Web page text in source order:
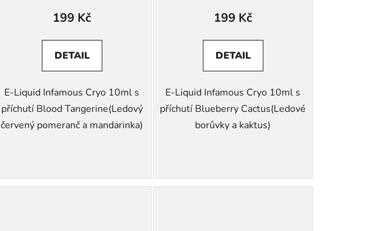
199 Kč
DETAIL
E-Liquid Infamous Cryo 10ml s
příchutí Blood Tangerine(Ledový
červený pomeranč a mandarinka)
199 Kč
DETAIL
E-Liquid Infamous Cryo 10ml s
příchutí Blueberry Cactus(Ledové
borůvky a kaktus)